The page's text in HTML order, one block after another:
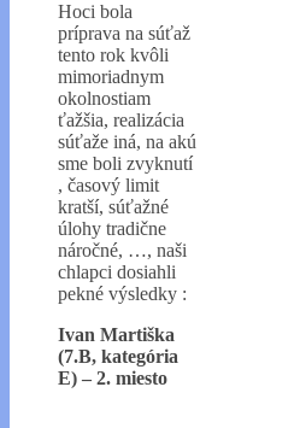
Hoci bola
príprava na súťaž
tento rok kvôli
mimoriadnym
okolnostiam
ťažšia, realizácia
súťaže iná, na akú
sme boli zvyknutí
, časový limit
kratší, súťažné
úlohy tradične
náročné, …, naši
chlapci dosiahli
pekné výsledky :
Ivan Martiška
(7.B, kategória
E) – 2. miesto